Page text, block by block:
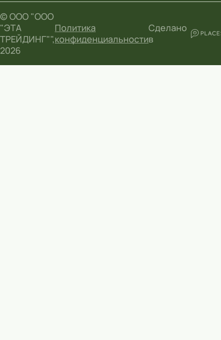
© ООО "ООО
"ЭТА
ТРЕЙДИНГ"",
2026
Политика
конфиденциальности
Сделано
в